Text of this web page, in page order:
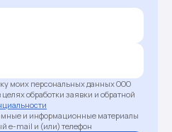
моих персональных данных ООО
обработки заявки и обратной
и информационные материалы
e-mail и (или) телефон